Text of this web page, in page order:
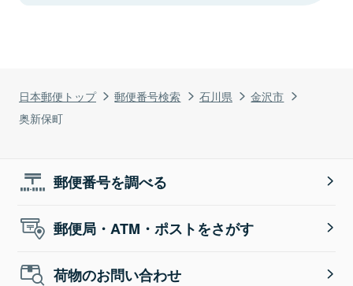
日本郵便トップ 郵便番号検索 石川県
金沢市
奥新保町
郵便番号を調べる
郵便局・ATM・ポストをさがす
荷物のお問い合わせ